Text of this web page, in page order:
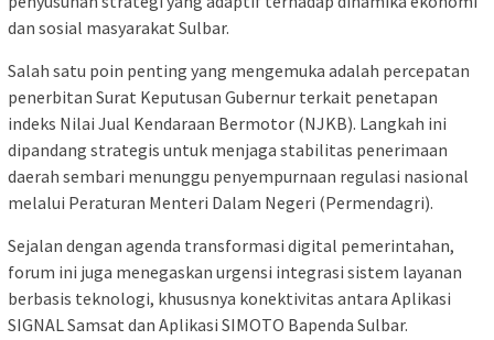
dan sosial masyarakat Sulbar.
Salah satu poin penting yang mengemuka adalah percepatan
penerbitan Surat Keputusan Gubernur terkait penetapan
indeks Nilai Jual Kendaraan Bermotor (NJKB). Langkah ini
dipandang strategis untuk menjaga stabilitas penerimaan
daerah sembari menunggu penyempurnaan regulasi nasional
melalui Peraturan Menteri Dalam Negeri (Permendagri).
Sejalan dengan agenda transformasi digital pemerintahan,
forum ini juga menegaskan urgensi integrasi sistem layanan
berbasis teknologi, khususnya konektivitas antara Aplikasi
SIGNAL Samsat dan Aplikasi SIMOTO Bapenda Sulbar.